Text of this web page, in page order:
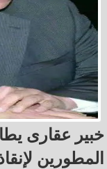
خبير عقارى
المطورين